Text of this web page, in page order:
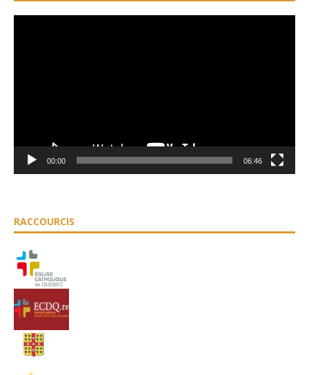
00:00 06:46
RACCOURCIS